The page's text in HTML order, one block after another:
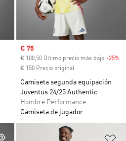
Descuento
Precio de venta
€ 75
€ 100,50 Último precio más bajo -25%
€ 150 Precio original
Camiseta segunda equipación
Juventus 24/25 Authentic
Hombre Performance
Camiseta de jugador
Añadir a la lista de deseos